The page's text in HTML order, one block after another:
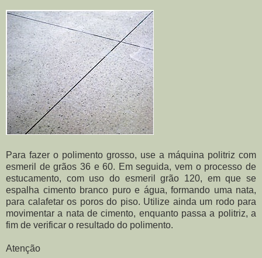
Para fazer o polimento grosso, use a máquina politriz com
esmeril de grãos 36 e 60. Em seguida, vem o processo de
estucamento, com uso do esmeril grão 120, em que se
espalha cimento branco puro e água, formando uma nata,
para calafetar os poros do piso. Utilize ainda um rodo para
movimentar a nata de cimento, enquanto passa a politriz, a
fim de verificar o resultado do polimento.
Atenção